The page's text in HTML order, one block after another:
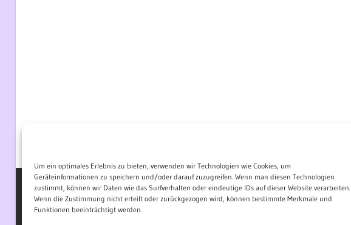
Um ein optimales Erlebnis zu bieten, verwenden wir Technologien wie Cookies, um
Geräteinformationen zu speichern und/oder darauf zuzugreifen. Wenn man diesen Technologien
zustimmt, können wir Daten wie das Surfverhalten oder eindeutige IDs auf dieser Website verarbeiten.
Wenn die Zustimmung nicht erteilt oder zurückgezogen wird, können bestimmte Merkmale und
Funktionen beeinträchtigt werden.
WordPress-Theme: Wellington von ThemeZee.